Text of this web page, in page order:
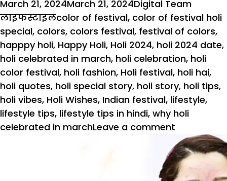
Posted
on
March 21, 2024March 21, 2024Author
Digital Team
लाइफस्टाइलTags
color of festival, color of festival holi
special, colors, colors festival, festival of colors,
happpy holi, Happy Holi, Holi 2024, holi 2024 date,
holi celebrated in march, holi celebration, holi
color festival, holi fashion, Holi festival, holi hai,
holi quotes, holi special story, holi story, holi tips,
holi vibes, Holi Wishes, Indian festival, lifestyle,
lifestyle tips, lifestyle tips in hindi, why holi
celebrated in marchLeave a comment
Holi
2024:
होली